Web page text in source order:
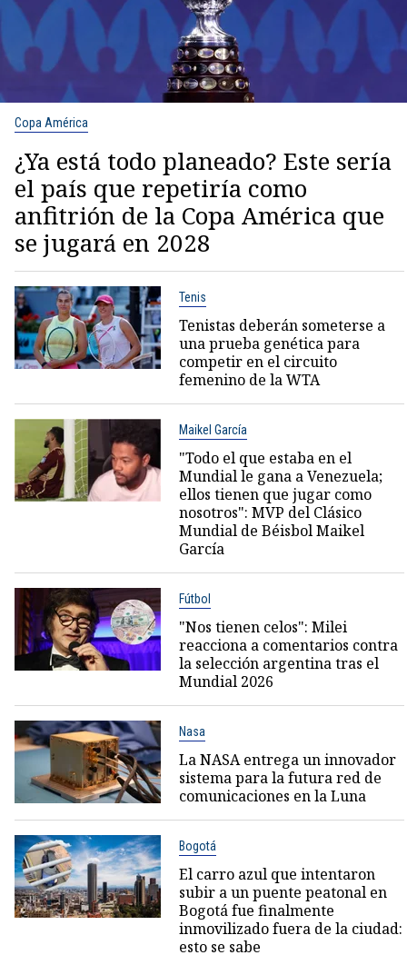
Copa América
¿Ya está todo planeado? Este sería
el país que repetiría como
anfitrión de la Copa América que
se jugará en 2028
Tenis
Tenistas deberán someterse a
una prueba genética para
competir en el circuito
femenino de la WTA
Maikel García
"Todo el que estaba en el
Mundial le gana a Venezuela;
ellos tienen que jugar como
nosotros": MVP del Clásico
Mundial de Béisbol Maikel
García
Fútbol
"Nos tienen celos": Milei
reacciona a comentarios contra
la selección argentina tras el
Mundial 2026
Nasa
La NASA entrega un innovador
sistema para la futura red de
comunicaciones en la Luna
Bogotá
El carro azul que intentaron
subir a un puente peatonal en
Bogotá fue finalmente
inmovilizado fuera de la ciudad:
esto se sabe